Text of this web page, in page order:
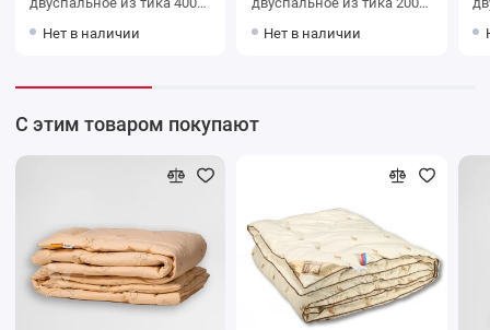
силиконизированное
Нет в наличии
BELASHOFF
Нет в наличии
С этим товаром покупают